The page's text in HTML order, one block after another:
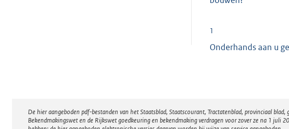
1
Onderhands aan u
Disclaimer
De hier aangeboden pdf-bestanden van het Staatsblad, Staatscourant, Tractatenblad, provinciaal
Bekendmakingswet en de Rijkswet goedkeuring en bekendmaking verdragen voor zover ze na 1